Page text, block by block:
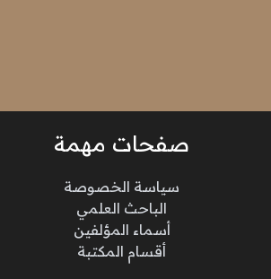
صفحات مهمة
سياسة الخصوصة
الباحث العلمي
أسماء المؤلفين
أقسام المكتبة